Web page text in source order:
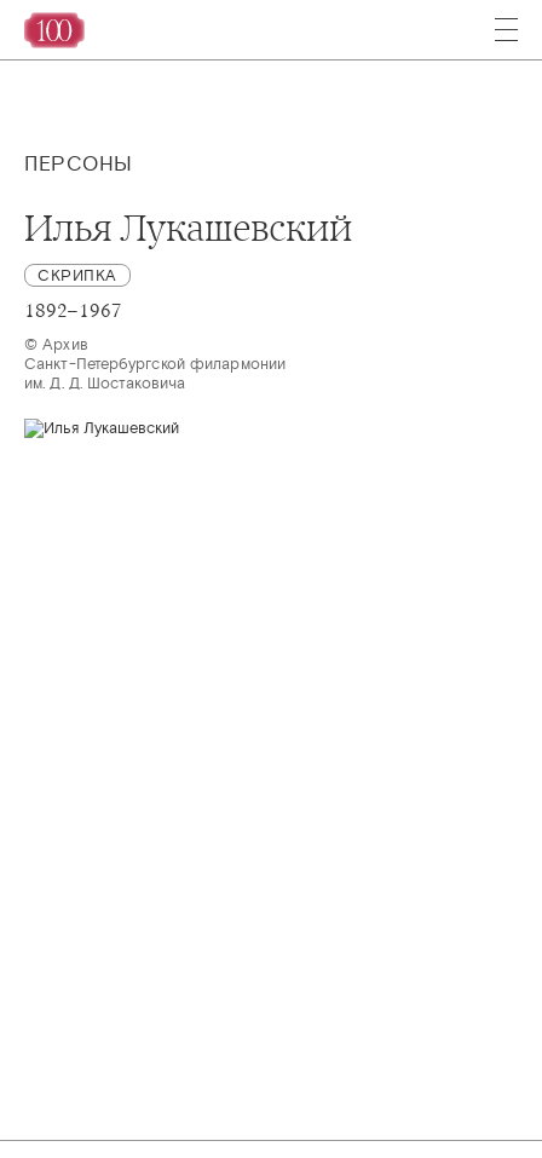
ПЕРСОНЫ
Илья Лукашевский
СКРИПКА
1892–1967
© Архив
Санкт-Петербургской филармонии
им. Д. Д. Шостаковича